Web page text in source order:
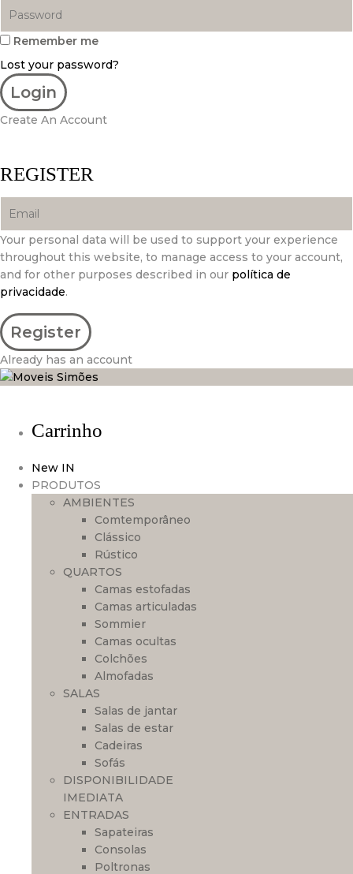
Remember me
Lost your password?
Create An Account
REGISTER
Your personal data will be used to support your experience
throughout this website, to manage access to your account,
and for other purposes described in our política de
privacidade.
Already has an account
Carrinho
New IN
PRODUTOS
AMBIENTES
Comtemporâneo
Clássico
Rústico
QUARTOS
Camas estofadas
Camas articuladas
Sommier
Camas ocultas
Colchões
Almofadas
SALAS
Salas de jantar
Salas de estar
Cadeiras
Sofás
DISPONIBILIDADE
IMEDIATA
ENTRADAS
Sapateiras
Consolas
Poltronas